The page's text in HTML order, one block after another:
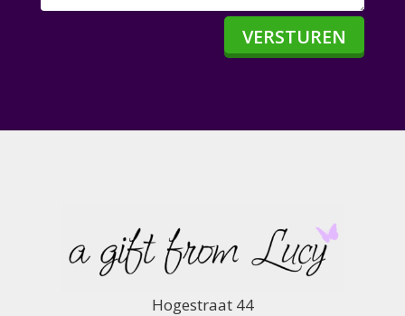
VERSTUREN
Hogestraat 44